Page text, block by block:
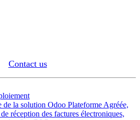
Contact us
la solution Odoo Plateforme Agréée,
réception des factures électroniques,